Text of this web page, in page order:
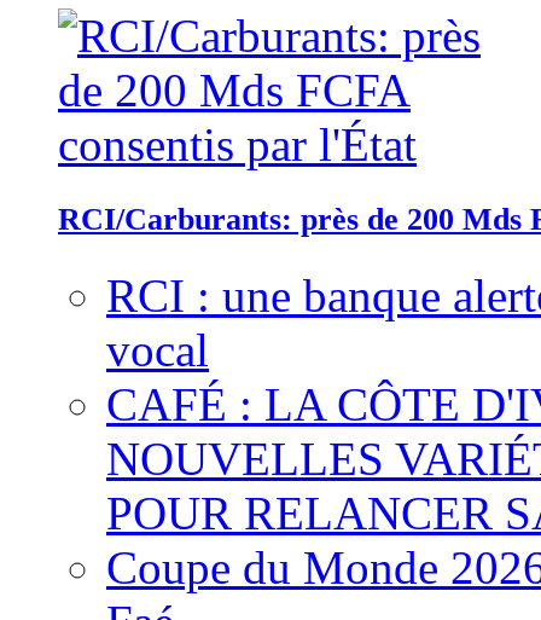
RCI/Carburants: près de 200 Mds
RCI : une banque
vocal
CAFÉ : LA CÔTE
NOUVELLES
POUR RELANCER
Coupe du Monde